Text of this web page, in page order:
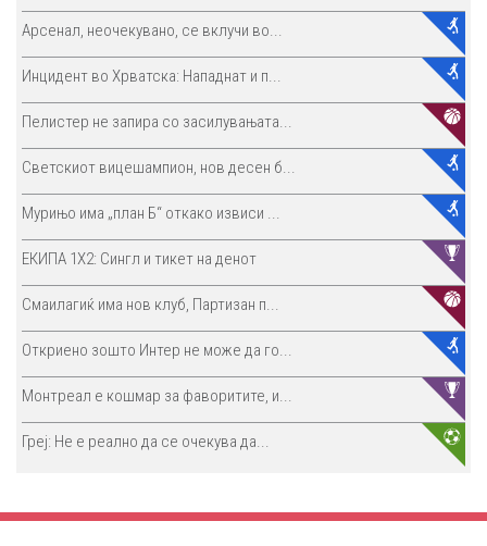
Арсенал, неочекувано, се вклучи во...
Инцидент во Хрватска: Нападнат и п...
Пелистер не запира со засилувањата...
Светскиот вицешампион, нов десен б...
Мурињо има „план Б“ откако извиси ...
ЕКИПА 1Х2: Сингл и тикет на денот
Смаилагиќ има нов клуб, Партизан п...
Откриено зошто Интер не може да го...
Монтреал е кошмар за фаворитите, и...
Греј: Не е реално да се очекува да...